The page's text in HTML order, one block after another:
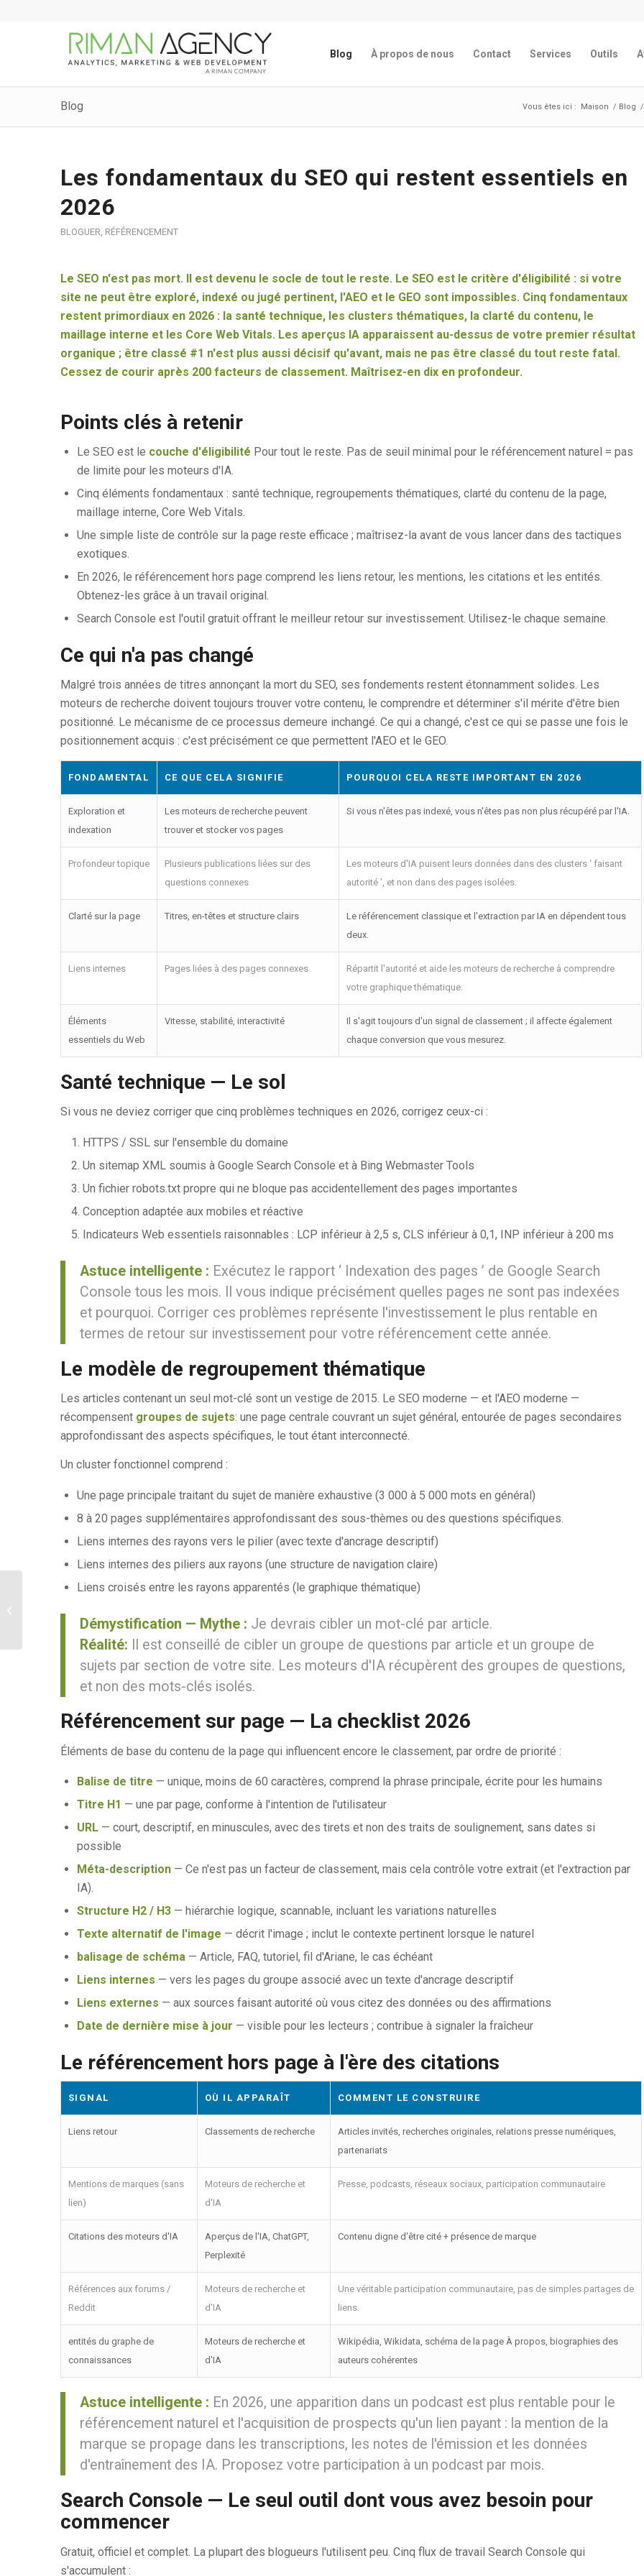
Blog À propos de nous Contact Services Outils
Blog Vous êtes ici : Maison / Blog /
Les fondamentaux du SEO qui restent essentiels en
2026
BLOGUER, RÉFÉRENCEMENT
Le SEO n'est pas mort. Il est devenu le socle de tout le reste. Le SEO est le critère d'éligibilité : si votre
site ne peut être exploré, indexé ou jugé pertinent, l'AEO et le GEO sont impossibles. Cinq fondamentaux
restent primordiaux en 2026 : la santé technique, les clusters thématiques, la clarté du contenu, le
maillage interne et les Core Web Vitals. Les aperçus IA apparaissent au-dessus de votre premier résultat
organique ; être classé #1 n'est plus aussi décisif qu'avant, mais ne pas être classé du tout reste fatal.
Cessez de courir après 200 facteurs de classement. Maîtrisez-en dix en profondeur.
Points clés à retenir
Le SEO est le couche d'éligibilité Pour tout le reste. Pas de seuil minimal pour le référencement naturel = pas
de limite pour les moteurs d'IA.
Cinq éléments fondamentaux : santé technique, regroupements thématiques, clarté du contenu de la page,
maillage interne, Core Web Vitals.
Une simple liste de contrôle sur la page reste efficace ; maîtrisez-la avant de vous lancer dans des tactiques
exotiques.
En 2026, le référencement hors page comprend les liens retour, les mentions, les citations et les entités.
Obtenez-les grâce à un travail original.
Search Console est l'outil gratuit offrant le meilleur retour sur investissement. Utilisez-le chaque semaine.
Ce qui n'a pas changé
Malgré trois années de titres annonçant la mort du SEO, ses fondements restent étonnamment solides. Les
moteurs de recherche doivent toujours trouver votre contenu, le comprendre et déterminer s'il mérite d'être bien
positionné. Le mécanisme de ce processus demeure inchangé. Ce qui a changé, c'est ce qui se passe une fois le
positionnement acquis : c'est précisément ce que permettent l'AEO et le GEO.
FONDAMENTAL CE QUE CELA SIGNIFIE POURQUOI CELA RESTE IMPORTANT EN 2026
Exploration et
indexation
Les moteurs de recherche peuvent
trouver et stocker vos pages
Si vous n'êtes pas indexé, vous n'êtes pas non plus récupéré par l'IA.
Profondeur topique
Plusieurs publications liées sur des
questions connexes
Les moteurs d'IA puisent leurs données dans des clusters ‘ faisant
autorité ’, et non dans des pages isolées.
Clarté sur la page Titres, en-têtes et structure clairs
Le référencement classique et l'extraction par IA en dépendent tous
deux.
Liens internes Pages liées à des pages connexes
Répartit l'autorité et aide les moteurs de recherche à comprendre
votre graphique thématique.
Éléments
essentiels du Web
Vitesse, stabilité, interactivité
Il s'agit toujours d'un signal de classement ; il affecte également
chaque conversion que vous mesurez.
Santé technique — Le sol
Si vous ne deviez corriger que cinq problèmes techniques en 2026, corrigez ceux-ci :
HTTPS / SSL sur l'ensemble du domaine
Un sitemap XML soumis à Google Search Console et à Bing Webmaster Tools
Un fichier robots.txt propre qui ne bloque pas accidentellement des pages importantes
Conception adaptée aux mobiles et réactive
Indicateurs Web essentiels raisonnables : LCP inférieur à 2,5 s, CLS inférieur à 0,1, INP inférieur à 200 ms
Astuce intelligente : Exécutez le rapport ‘ Indexation des pages ’ de Google Search
Console tous les mois. Il vous indique précisément quelles pages ne sont pas indexées
et pourquoi. Corriger ces problèmes représente l'investissement le plus rentable en
termes de retour sur investissement pour votre référencement cette année.
Le modèle de regroupement thématique
Les articles contenant un seul mot-clé sont un vestige de 2015. Le SEO moderne — et l'AEO moderne —
récompensent groupes de sujets: une page centrale couvrant un sujet général, entourée de pages secondaires
approfondissant des aspects spécifiques, le tout étant interconnecté.
Un cluster fonctionnel comprend :
Une page principale traitant du sujet de manière exhaustive (3 000 à 5 000 mots en général)
8 à 20 pages supplémentaires approfondissant des sous-thèmes ou des questions spécifiques.
Liens internes des rayons vers le pilier (avec texte d'ancrage descriptif)
Liens internes des piliers aux rayons (une structure de navigation claire)
Liens croisés entre les rayons apparentés (le graphique thématique)
Démystification — Mythe : Je devrais cibler un mot-clé par article.
Réalité: Il est conseillé de cibler un groupe de questions par article et un groupe de
sujets par section de votre site. Les moteurs d'IA récupèrent des groupes de questions,
et non des mots-clés isolés.
Référencement sur page — La checklist 2026
Éléments de base du contenu de la page qui influencent encore le classement, par ordre de priorité :
Balise de titre — unique, moins de 60 caractères, comprend la phrase principale, écrite pour les humains
Titre H1 — une par page, conforme à l'intention de l'utilisateur
URL— court, descriptif, en minuscules, avec des tirets et non des traits de soulignement, sans dates si
possible
Méta-description— Ce n'est pas un facteur de classement, mais cela contrôle votre extrait (et l'extraction par
IA).
Structure H2 / H3— hiérarchie logique, scannable, incluant les variations naturelles
Texte alternatif de l'image — décrit l'image ; inclut le contexte pertinent lorsque le naturel
balisage de schéma— Article, FAQ, tutoriel, fil d'Ariane, le cas échéant
Liens internes — vers les pages du groupe associé avec un texte d'ancrage descriptif
Liens externes — aux sources faisant autorité où vous citez des données ou des affirmations
Date de dernière mise à jour — visible pour les lecteurs ; contribue à signaler la fraîcheur
Le référencement hors page à l'ère des citations
SIGNAL OÙ IL APPARAÎT COMMENT LE CONSTRUIRE
Liens retour Classements de recherche
Articles invités, recherches originales, relations presse numériques,
partenariats
Mentions de marques (sans
lien)
Moteurs de recherche et
d'IA
Presse, podcasts, réseaux sociaux, participation communautaire
Citations des moteurs d'IA
Aperçus de l'IA, ChatGPT,
Perplexité
Contenu digne d'être cité + présence de marque
Références aux forums /
Reddit
Moteurs de recherche et
d'IA
Une véritable participation communautaire, pas de simples partages de
liens.
entités du graphe de
connaissances
Moteurs de recherche et
d'IA
Wikipédia, Wikidata, schéma de la page À propos, biographies des
auteurs cohérentes
Astuce intelligente : En 2026, une apparition dans un podcast est plus rentable pour le
référencement naturel et l'acquisition de prospects qu'un lien payant : la mention de la
marque se propage dans les transcriptions, les notes de l'émission et les données
d'entraînement des IA. Proposez votre participation à un podcast par mois.
Search Console — Le seul outil dont vous avez besoin pour
commencer
Gratuit, officiel et complet. La plupart des blogueurs l'utilisent peu. Cinq flux de travail Search Console qui
s'accumulent :
images, vidéos et pile visuelle en 2026